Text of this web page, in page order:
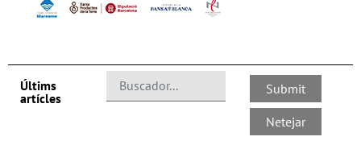
Últims
artícles